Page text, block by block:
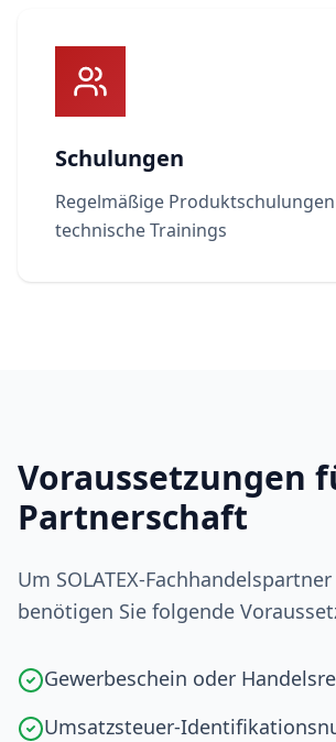
Schulungen
Regelmäßige
technische Trainings
Voraussetzungen
Partnerschaft
Um SOLATEX-
benötigen Sie folgende
Gewerbeschein oder
Umsatzsteuer-